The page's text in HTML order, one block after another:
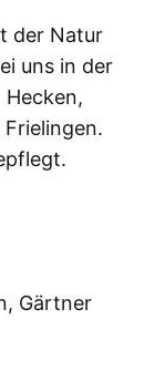
der Natur
uns in der
Hecken,
Gärtner